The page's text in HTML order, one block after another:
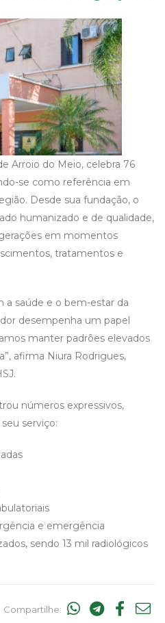
Arroio do Meio, celebra 76
se como referência em
Desde sua fundação, o
humanizado e de qualidade,
em momentos
tratamentos e
a saúde e o bem-estar da
desempenha um papel
manter padrões elevados
afirma Niura Rodrigues,
números expressivos,
serviço:
e emergência
sendo 13 mil radiológicos
Compartilhe: